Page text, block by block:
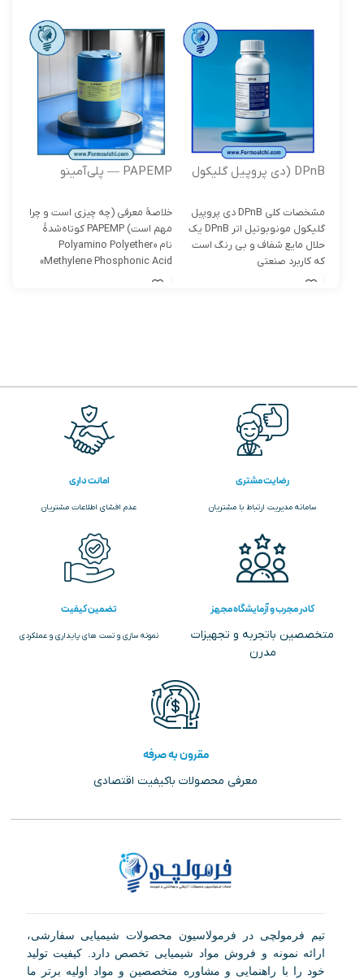
DPnB (دی پروپیل گلیکول
مشخصات کلی DPnB دی پروپیل
گلیکول مونوبوتیل اتر DPnB یک
حلال مایع شفاف و بی رنگ است
که کاربرد صنعتی
PAPEMP — پلی‌آمینو
خلاصۀ معرفی (چه چیزی است و چرا
مهم است) PAPEMP کوتاه‌شدهٔ
نام «Polyamino Polyether
Methylene Phosphonic Acid»
است — یک
رضایت مشتری
سامانه مدیریت ارتباط با مشتریان
امانت داری
عدم افشای اطلاعات مشتریان
کادر مجرب و آزمایشگاه مجهز
متخصصین باتجربه و تجهیزات
مدرن
تضمین کیفیت
نمونه سازی و تست های پایداری و عملکردی
مقرون به صرفه
معرفی محصولات باکیفیت اقتصادی
تیم فرمولچی در فرمولاسیون محصولات شیمیایی سفارشی،
ارائه نمونه و فروش مواد شیمیایی تخصص دارد. کیفیت تولید
خود را با راهنمایی و مشاوره متخصصین و مواد اولیه برتر ما